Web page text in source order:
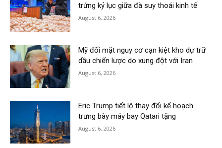
trứng kỷ lục giữa đà suy thoái kinh tế
August 6, 2026
Mỹ đối mặt nguy cơ cạn kiệt kho dự trữ
dầu chiến lược do xung đột với Iran
August 6, 2026
Eric Trump tiết lộ thay đổi kế hoạch
trưng bày máy bay Qatari tặng
August 6, 2026